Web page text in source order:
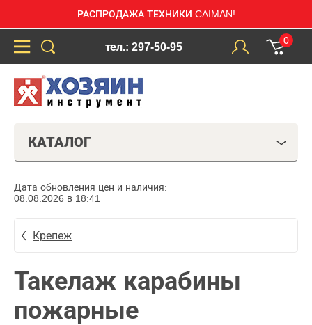
РАСПРОДАЖА ТЕХНИКИ CAIMAN!
тел.: 297-50-95
0
КАТАЛОГ
Дата обновления цен и наличия:
08.08.2026 в 18:41
Крепеж
Такелаж карабины
пожарные